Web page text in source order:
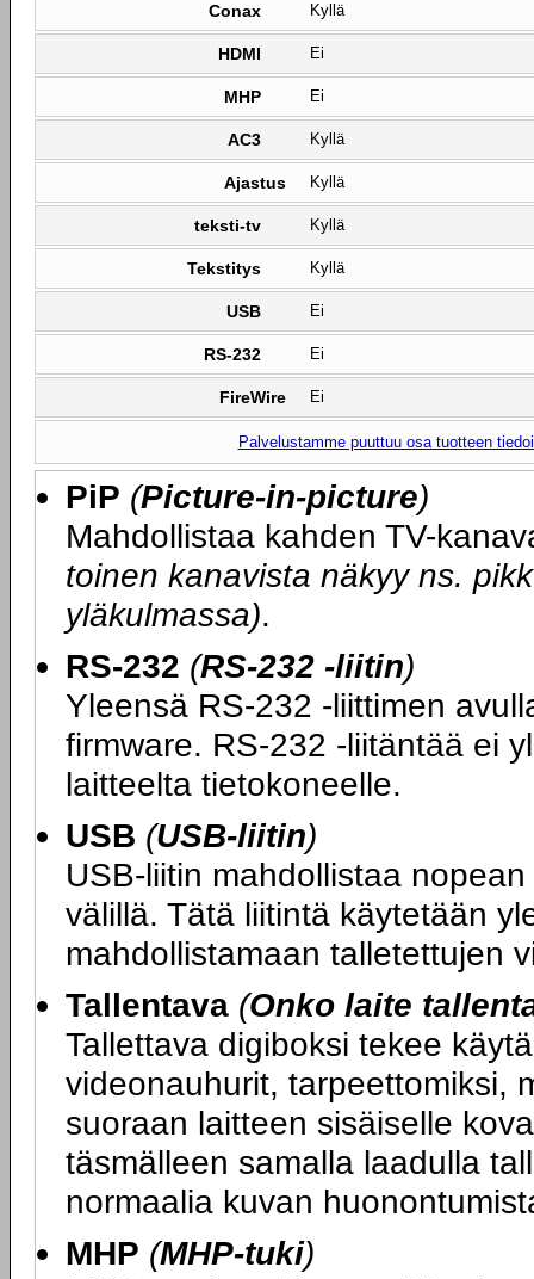
Conax Kyllä
HDMI Ei
MHP Ei
AC3 Kyllä
Ajastus Kyllä
teksti-tv Kyllä
Tekstitys Kyllä
USB Ei
RS-232 Ei
FireWire Ei
Palvelustamme puuttuu osa tuotteen
PiP (Picture-in-picture)
Mahdollistaa kahden TV-
toinen kanavista näkyy ns.
yläkulmassa).
RS-232 (RS-232 -liitin)
Yleensä RS-232 -liittimen
firmware. RS-232 -liitäntää ei
laitteelta tietokoneelle.
USB (USB-liitin)
USB-liitin mahdollistaa
välillä. Tätä liitintä käytetään
mahdollistamaan talletettujen
Tallentava (Onko laite
Tallettava digiboksi tekee
videonauhurit, tarpeettomiksi,
suoraan laitteen sisäiselle
täsmälleen samalla laadulla
normaalia kuvan
MHP (MHP-tuki)